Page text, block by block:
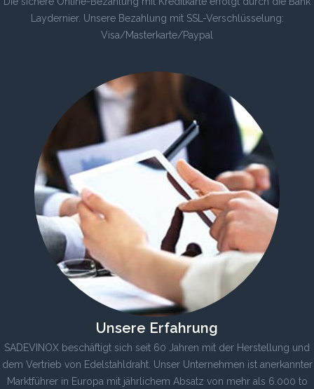
Laydernier. Unsere Bezahlung mit SSL-Verschlüsselung:
Visa/Masterkarte/Paypal
Unsere Erfahrung
SADEVINOX beschäftigt sich seit 60 Jahren mit der Herstellung und
dem Vertrieb von Edelstahldraht. Unser Unternehmen ist anerkannter
Marktführer in Europa mit jährlichem Absatz von mehr als 6.000 to